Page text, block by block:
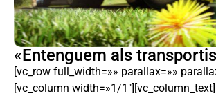
«Entenguem als
[vc_row full_width=»» parallax=»»
[vc_column width=»1/1″][vc_column_text]